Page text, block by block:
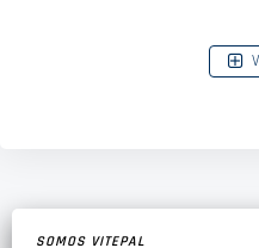
Además De Esto, La Base
SOMOS VITEPAL